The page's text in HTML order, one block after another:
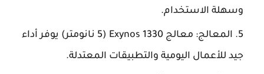
وسهلة الاستخدام.
المعالج: معالج Exynos 1330 (5 نانومتر) يوفر أداء
جيد للأعمال اليومية والتطبيقات المعتدلة.